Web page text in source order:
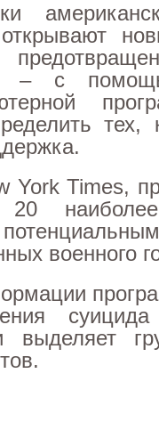
– с
тех,
York Times,
20
военного
выделяет